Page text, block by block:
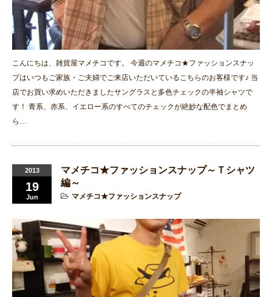
こんにちは、雑貨屋マメチコです。 今週のマメチコ★ファッションスナッ
プはいつもご家族・ご夫婦でご来店いただいているこちらのお客様です♪ 当
店でお買い求めいただきましたサングラスと多色チェックの半袖シャツで
す！ 青系、赤系、イエロー系のすべてのチェックが絶妙な配色でまとめ
ら…
2013
19
Jun
マメチコ★ファッションスナップ～Ｔシャツ
編～
マメチコ★ファッションスナップ